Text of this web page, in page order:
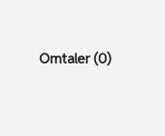
Omtaler (0)